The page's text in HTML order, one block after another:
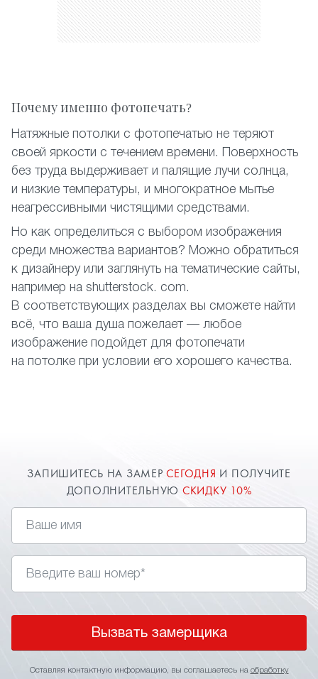
Почему именно фотопечать?
Натяжные потолки с фотопечатью не теряют
своей яркости с течением времени. Поверхность
без труда выдерживает и палящие лучи солнца,
и низкие температуры, и многократное мытье
неагрессивными чистящими средствами.
Но как определиться с выбором изображения
среди множества вариантов? Можно обратиться
к дизайнеру или заглянуть на тематические сайты,
например на shutterstock. com.
В соответствующих разделах вы сможете найти
всё, что ваша душа пожелает — любое
изображение подойдет для фотопечати
на потолке при условии его хорошего качества.
ЗАПИШИТЕСЬ НА ЗАМЕРСЕГОДНЯ И ПОЛУЧИТЕ
ДОПОЛНИТЕЛЬНУЮ СКИДКУ 10%
Вызвать замерщика
Оставляя контактную информацию, вы соглашаетесь на обработку